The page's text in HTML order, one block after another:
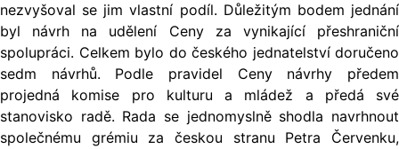
nezvyšoval se jim vlastní podíl. Důležitým bodem jednání
byl návrh na udělení Ceny za vynikající přeshraniční
spolupráci. Celkem bylo do českého jednatelství doručeno
sedm návrhů. Podle pravidel Ceny návrhy předem
projedná komise pro kulturu a mládež a předá své
stanovisko radě. Rada se jednomyslně shodla navrhnout
společnému grémiu za českou stranu Petra Červenku,